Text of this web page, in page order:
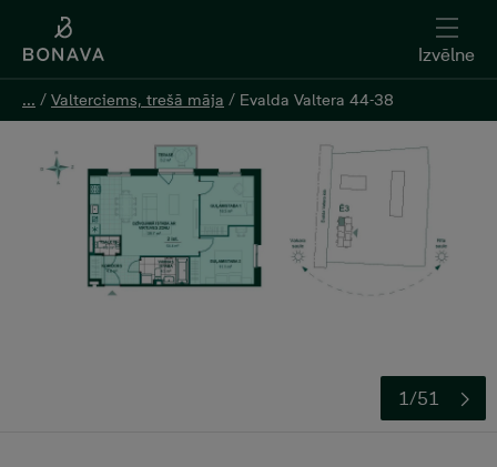
Izvēlne
... / Valterciems, trešā māja / Evalda Valtera 44-38
1/51
Izvēlne
... / Valterciems, trešā māja / Evalda Valtera 44-38
Atstāt kontaktinformāciju